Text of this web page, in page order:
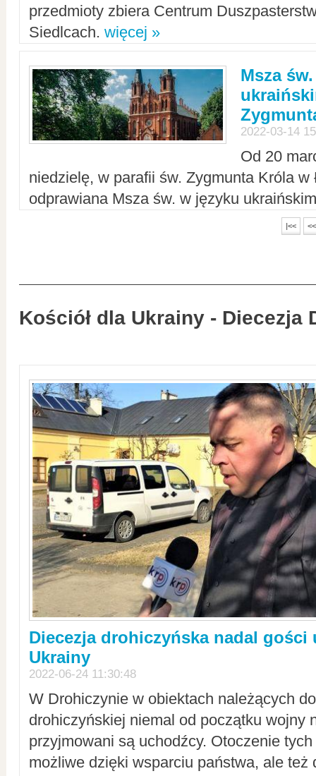
przedmioty zbiera Centrum
Siedlcach. więcej »
Msza
2022-03-14
Od 20
niedzielę, w parafii św. Zygmunta Króla w
odprawiana Msza św. w języku
|<< <<
Kościół dla Ukrainy - Diecezja
Diecezja drohiczyńska nadal gości
Ukrainy
2022-06-24 11:30:48
W Drohiczynie w obiektach należących
drohiczyńskiej niemal od początku wojny
przyjmowani są uchodźcy. Otoczenie
możliwe dzięki wsparciu państwa, ale też